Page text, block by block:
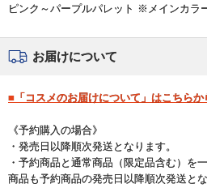
ピンク～パープルパレット ※メインカラ
お届けについて
■「コスメのお届けについて」はこちらか
《予約購入の場合》
・発売日以降順次発送となります。
・予約商品と通常商品（限定品含む）を
商品も予約商品の発売日以降順次発送とな